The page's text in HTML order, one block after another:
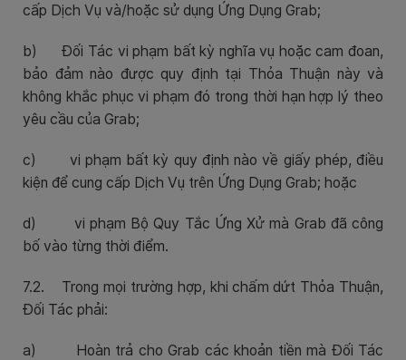
cấp Dịch Vụ và/hoặc sử dụng Ứng Dụng Grab;
b)
Đối Tác vi phạm bất kỳ nghĩa vụ hoặc cam đoan,
bảo đảm nào được quy định tại Thỏa Thuận này và
không khắc phục vi phạm đó trong thời hạn hợp lý theo
yêu cầu của Grab;
c)
vi phạm bất kỳ quy định nào về giấy phép, điều
kiện để cung cấp Dịch Vụ trên Ứng Dụng Grab; hoặc
d)
vi phạm Bộ Quy Tắc Ứng Xử mà Grab đã công
bố vào từng thời điểm.
7.2. Trong mọi trường hợp, khi chấm dứt Thỏa Thuận,
Đối Tác phải:
a)
Hoàn trả cho Grab các khoản tiền mà Đối Tác